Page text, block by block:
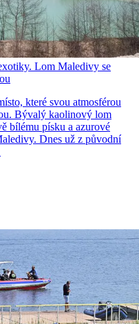
Lom Maledivy se
které svou atmosférou
Bývalý kaolinový lom
bílému písku a azurové
Dnes už z původní